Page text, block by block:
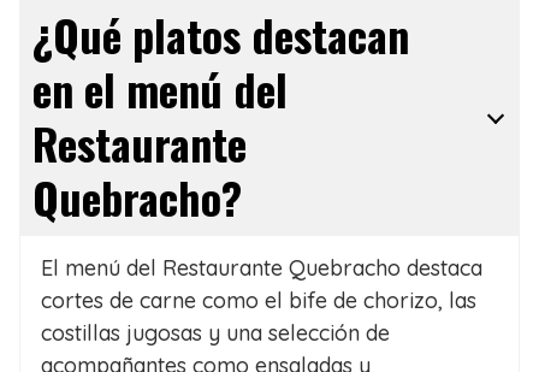
¿Qué platos destacan
en el menú del
Restaurante
Quebracho?
El menú del Restaurante Quebracho destaca
cortes de carne como el bife de chorizo, las
costillas jugosas y una selección de
acompañantes como ensaladas y